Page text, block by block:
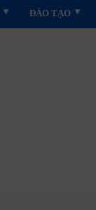
ĐÀO TẠO